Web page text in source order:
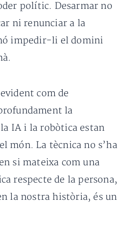
polític. Desarmar no
ni renunciar a la
impedir-li el domini
com de
la
IA i la robòtica estan
món. La tècnica no s’ha
si mateixa com una
respecte de la persona,
la nostra història, és un